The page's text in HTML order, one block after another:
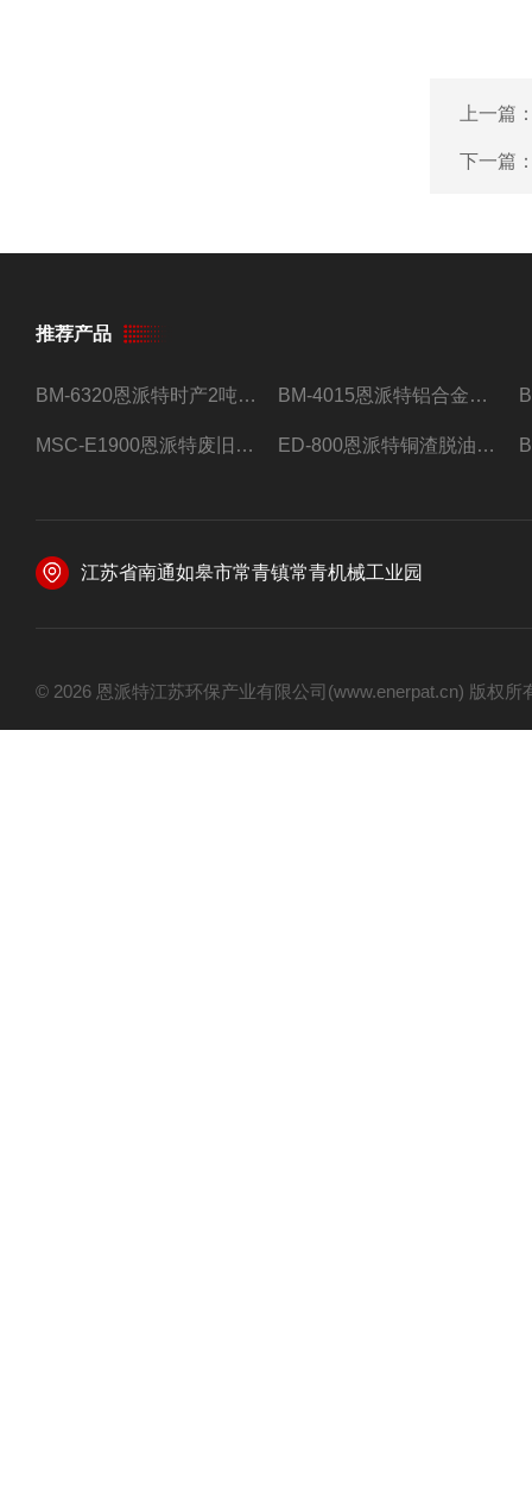
上一篇
下一篇
推荐产品
BM-6320恩派特时产2吨合金钢屑压饼机 BM-4015恩派特铝合金屑压饼机 脱油效果好
MSC-E1900恩派特废旧锂电池极片破碎处理设备 ED-800恩派特铜渣脱油机废铜屑铝屑甩油机
江苏省南通如皋市常青镇常青机械工业园
© 2026 恩派特江苏环保产业有限公司(www.enerpat.cn) 版权